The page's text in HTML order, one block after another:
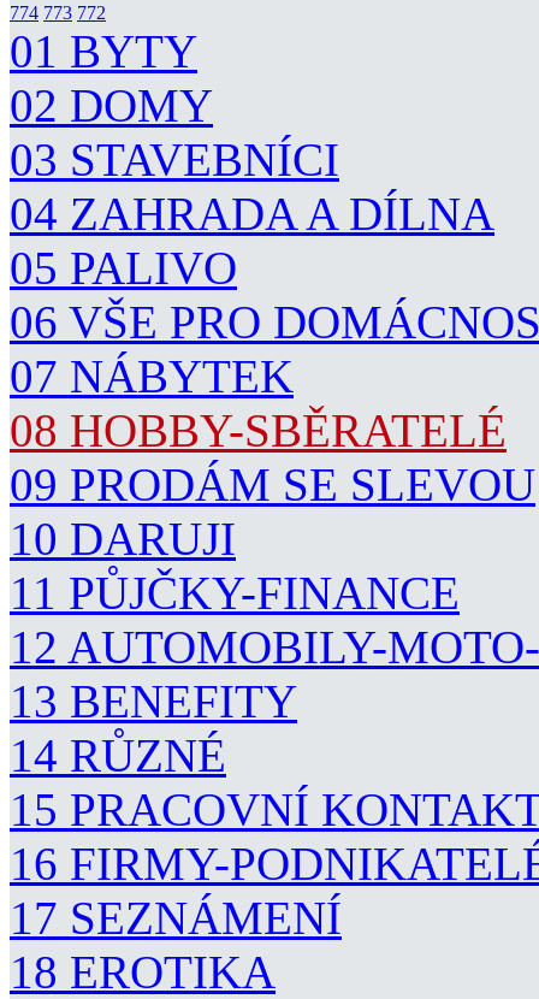
774 773 772
01 BYTY
02 DOMY
03 STAVEBNÍCI
04 ZAHRADA A DÍLNA
05 PALIVO
06 VŠE PRO
07 NÁBYTEK
08 HOBBY-SBĚRATELÉ
09 PRODÁM SE SLEVOU
10 DARUJI
11 PŮJČKY-FINANCE
12 AUTOMOBILY-
13 BENEFITY
14 RŮZNÉ
15 PRACOVNÍ
16 FIRMY-
17 SEZNÁMENÍ
18 EROTIKA